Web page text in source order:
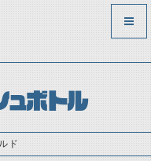
ュボトル
ド